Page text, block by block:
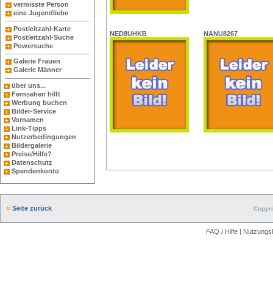
vermisste Person
eine Jugendliebe
Postleitzahl-Karte
Postleitzahl-Suche
Powersuche
Galerie Frauen
Galerie Männer
über uns...
Fernsehen hilft
Werbung buchen
Bilder-Service
Vornamen
Link-Tipps
Nutzerbedingungen
Bildergalerie
Preise/Hilfe?
Datenschutz
Spendenkonto
NED8UHKB NANU8267
Seite zurück
FAQ / Hilfe|